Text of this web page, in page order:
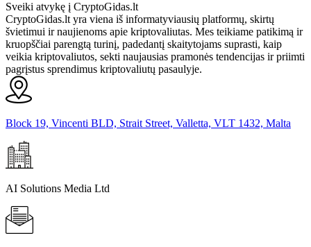
Sveiki atvykę į CryptoGidas.lt
CryptoGidas.lt yra viena iš informatyviausių platformų, skirtų
švietimui ir naujienoms apie kriptovaliutas. Mes teikiame patikimą ir
kruopščiai parengtą turinį, padedantį skaitytojams suprasti, kaip
veikia kriptovaliutos, sekti naujausias pramonės tendencijas ir priimti
pagrįstus sprendimus kriptovaliutų pasaulyje.
Block 19, Vincenti BLD, Strait Street, Valletta, VLT 1432, Malta
AI Solutions Media Ltd